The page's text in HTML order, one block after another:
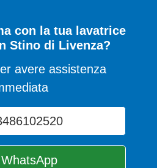
con la tua lavatrice
Stino di Livenza?
avere assistenza
WhatsApp